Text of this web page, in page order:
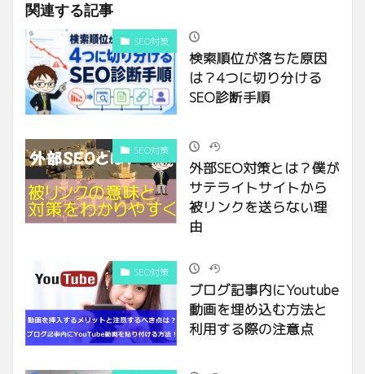
関連する記事
SEO対策
検索順位が落ちた原因
は？4つに切り分ける
SEO診断手順
SEO対策
外部SEO対策とは？僕が
サテライトサイトから
被リンクを送らない理
由
SEO対策
ブログ記事内にYoutube
動画を埋め込む方法と
利用する際の注意点